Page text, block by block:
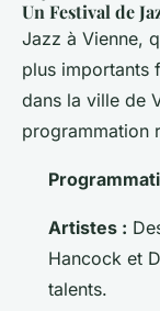
Un Festival de
Jazz à Vienne,
plus importants
dans la ville de
programmation
Artistes :
Hancock et
talents.